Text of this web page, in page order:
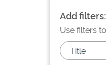
Add filters:
Use filters